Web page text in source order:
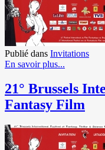
Publié dans Invitations
En savoir plus...
21° Brussels
Fantasy Film